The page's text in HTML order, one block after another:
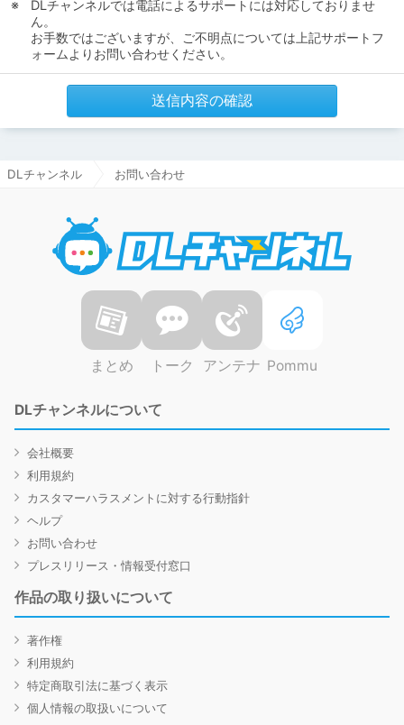
DLチャンネルでは電話によるサポートには対応しておりませ
ん。
お手数ではございますが、ご不明点については上記サポートフ
ォームよりお問い合わせください。
送信内容の確認
DLチャンネル お問い合わせ
まとめ トーク アンテナ Pommu
DLチャンネルについて
会社概要
利用規約
カスタマーハラスメントに対する行動指針
ヘルプ
お問い合わせ
プレスリリース・情報受付窓口
作品の取り扱いについて
著作権
利用規約
特定商取引法に基づく表示
個人情報の取扱いについて